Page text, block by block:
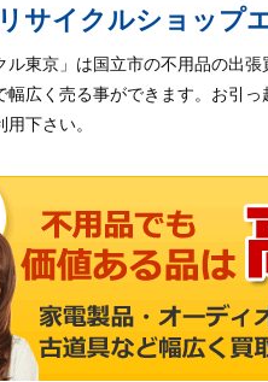
サイクルショップ
ル東京」は国立市の不用品の出
広く売る事ができます。お引
下さい。